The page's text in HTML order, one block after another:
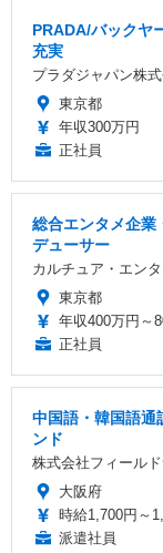
PRADA/バックヤ
充実
プラダジャパン株
東京都
年収300万円
正社員
総合エンタメ企
デューサー
カルチュア・エン
東京都
年収400万円～
正社員
中国語・韓国語通
ンド
株式会社フィール
大阪府
時給1,700円～
派遣社員